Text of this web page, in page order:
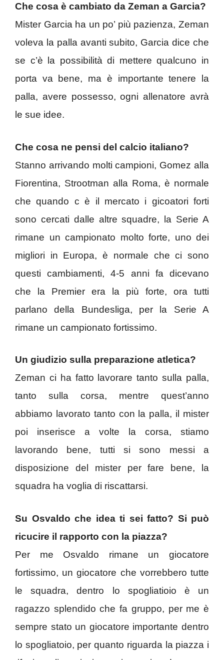
Che cosa è cambiato da Zeman a Garcia?
Mister Garcia ha un po’ più pazienza, Zeman
voleva la palla avanti subito, Garcia dice che
se c’è la possibilità di mettere qualcuno in
porta va bene, ma è importante tenere la
palla, avere possesso, ogni allenatore avrà
le sue idee.
Che cosa ne pensi del calcio italiano?
Stanno arrivando molti campioni, Gomez alla
Fiorentina, Strootman alla Roma, è normale
che quando c è il mercato i gicoatori forti
sono cercati dalle altre squadre, la Serie A
rimane un campionato molto forte, uno dei
migliori in Europa, è normale che ci sono
questi cambiamenti, 4-5 anni fa dicevano
che la Premier era la più forte, ora tutti
parlano della Bundesliga, per la Serie A
rimane un campionato fortissimo.
Un giudizio sulla preparazione atletica?
Zeman ci ha fatto lavorare tanto sulla palla,
tanto sulla corsa, mentre quest’anno
abbiamo lavorato tanto con la palla, il mister
poi inserisce a volte la corsa, stiamo
lavorando bene, tutti si sono messi a
disposizione del mister per fare bene, la
squadra ha voglia di riscattarsi.
Su Osvaldo che idea ti sei fatto? Si può
ricucire il rapporto con la piazza?
Per me Osvaldo rimane un giocatore
fortissimo, un giocatore che vorrebbero tutte
le squadra, dentro lo spogliatioio è un
ragazzo splendido che fa gruppo, per me è
sempre stato un giocatore importante dentro
lo spogliatoio, per quanto riguarda la piazza i